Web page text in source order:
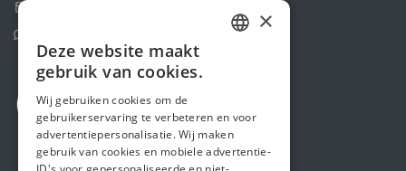
ENGLISH
×
Deze website maakt
gebruik van cookies.
Wij gebruiken cookies om de
gebruikerservaring te verbeteren en voor
advertentiepersonalisatie. Wij maken
gebruik van cookies en mobiele advertentie-